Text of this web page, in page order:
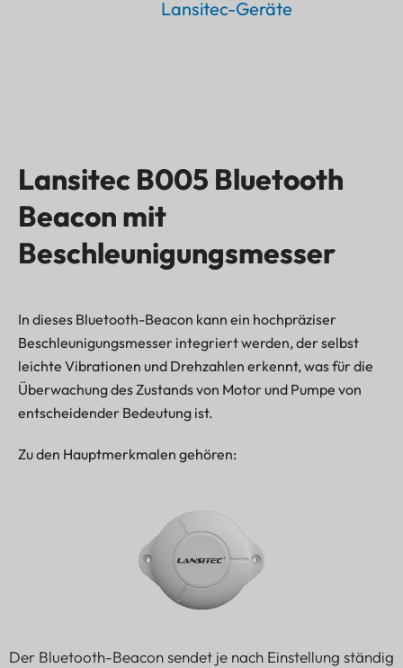
Lansitec-Geräte
Lansitec B005 Bluetooth
Beacon mit
Beschleunigungsmesser
In dieses Bluetooth-Beacon kann ein hochpräziser
Beschleunigungsmesser integriert werden, der selbst
leichte Vibrationen und Drehzahlen erkennt, was für die
Überwachung des Zustands von Motor und Pumpe von
entscheidender Bedeutung ist.
Zu den Hauptmerkmalen gehören:
Der Bluetooth-Beacon sendet je nach Einstellung ständig